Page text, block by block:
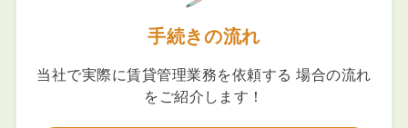
手続きの流れ
当社で実際に賃貸管理業務を依頼する 場合の流れ
をご紹介します！